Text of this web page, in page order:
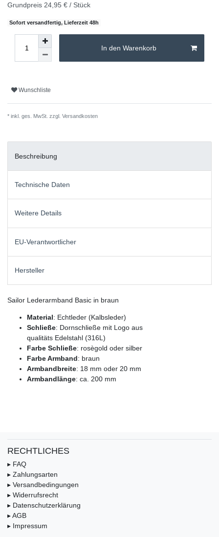
Grundpreis 24,95 € / Stück
Sofort versandfertig, Lieferzeit 48h
In den Warenkorb
Wunschliste
* inkl. ges. MwSt. zzgl. Versandkosten
Beschreibung
Technische Daten
Weitere Details
EU-Verantwortlicher
Hersteller
Sailor Lederarmband Basic in braun
Material: Echtleder (Kalbsleder)
Schließe: Dornschließe mit Logo aus
qualitäts Edelstahl (316L)
Farbe Schließe: rosègold oder silber
Farbe Armband: braun
Armbandbreite: 18 mm oder 20 mm
Armbandlänge: ca. 200 mm
RECHTLICHES
▸ FAQ
▸ Zahlungsarten
▸ Versandbedingungen
▸ Widerrufsrecht
▸ Datenschutzerklärung
▸ AGB
▸ Impressum